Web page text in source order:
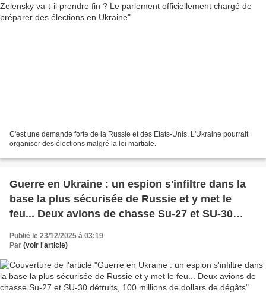
C'est une demande forte de la Russie et des Etats-Unis. L'Ukraine pourrait
organiser des élections malgré la loi martiale.
Guerre en Ukraine : un espion s'infiltre dans la
base la plus sécurisée de Russie et y met le
feu... Deux avions de chasse Su-27 et SU-30
Publié le 23/12/2025 à 03:19
Par (voir l'article)